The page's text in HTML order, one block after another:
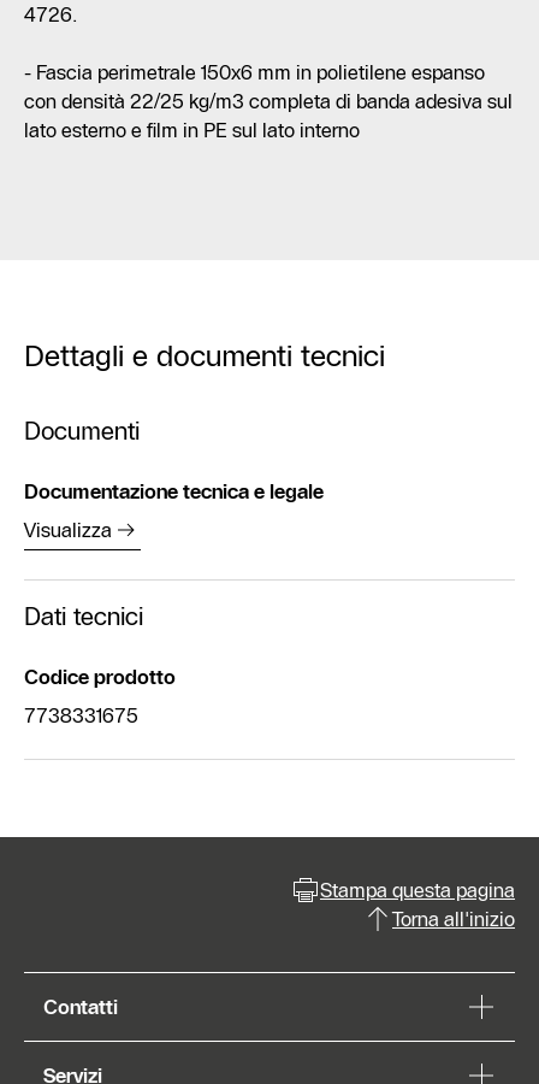
4726.
- Fascia perimetrale 150x6 mm in polietilene espanso
con densità 22/25 kg/m3 completa di banda adesiva sul
lato esterno e film in PE sul lato interno
Dettagli e documenti tecnici
Documenti
Documentazione tecnica e legale
Visualizza
Dati tecnici
Codice prodotto
7738331675
Stampa questa pagina
Torna all'inizio
Contatti
Servizi